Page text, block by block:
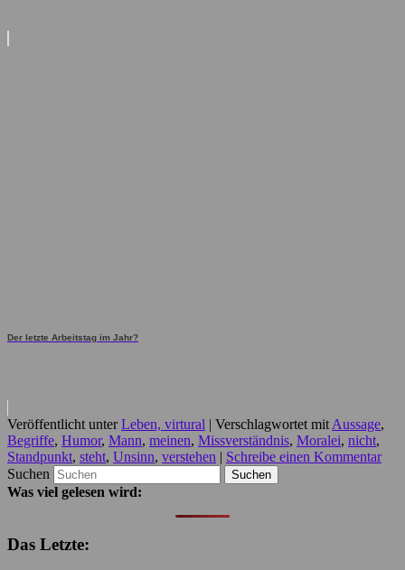
Der letzte Arbeitstag im Jahr?
Veröffentlicht unter Leben, virtural | Verschlagwortet mit Aussage,
Begriffe, Humor, Mann, meinen, Missverständnis, Moralei, nicht,
Standpunkt, steht, Unsinn, verstehen | Schreibe einen Kommentar
Suchen
Was viel gelesen wird:
Das Letzte: